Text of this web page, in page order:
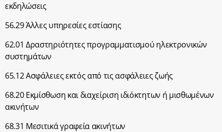
εκδηλώσεις
56.29 Άλλες υπηρεσίες εστίασης
62.01 Δραστηριότητες προγραμματισμού ηλεκτρονικών
συστημάτων
65.12 Ασφάλειες εκτός από τις ασφάλειες ζωής
68.20 Εκμίσθωση και διαχείριση ιδιόκτητων ή μισθωμένων
ακινήτων
68.31 Μεσιτικά γραφεία ακινήτων